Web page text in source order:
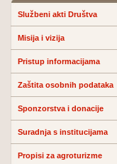
Službeni akti Društva
Misija i vizija
Pristup informacijama
Zaštita osobnih podataka
Sponzorstva i donacije
Suradnja s institucijama
Propisi za agroturizme